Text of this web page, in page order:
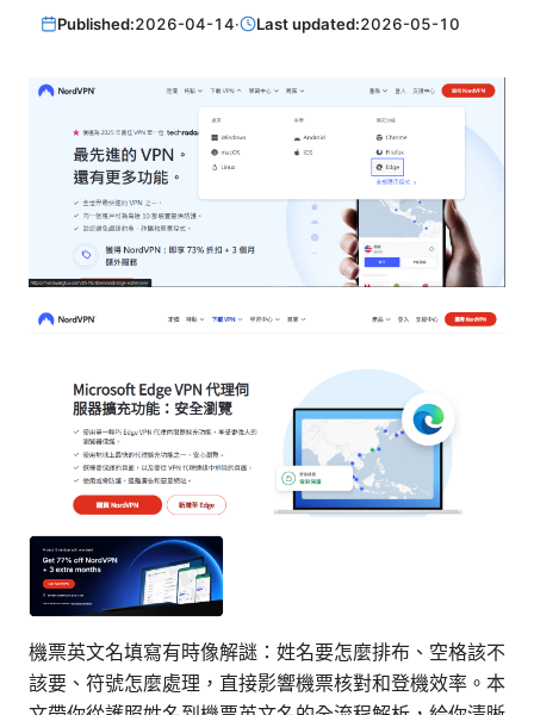
Published:2026-04-14· Last updated:2026-05-10
機票英文名填寫有時像解謎：姓名要怎麼排布、空格該不
該要、符號怎麼處理，直接影響機票核對和登機效率。本